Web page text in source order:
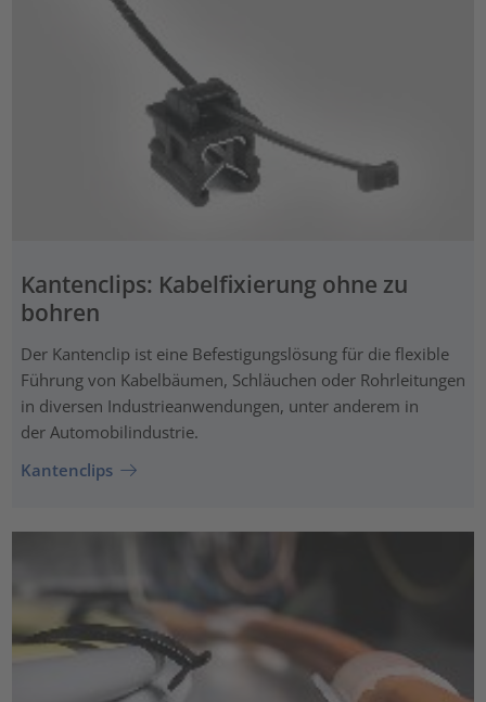
Kantenclips: Kabelfixierung ohne zu
bohren
Der Kantenclip ist eine Befestigungslösung für die flexible
Führung von Kabelbäumen, Schläuchen oder Rohrleitungen
in diversen Industrieanwendungen, unter anderem in
der Automobilindustrie.
Kantenclips